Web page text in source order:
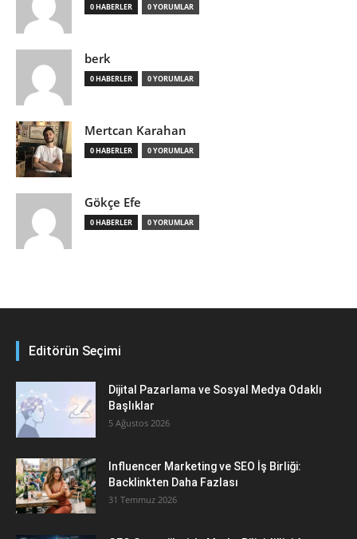
0 HABERLER 0 YORUMLAR
berk
0 HABERLER 0 YORUMLAR
Mertcan Karahan
0 HABERLER 0 YORUMLAR
Gökçe Efe
0 HABERLER 0 YORUMLAR
Editörün Seçimi
Dijital Pazarlama ve Sosyal Medya Odaklı
Başlıklar
5 Ağustos 2026
Influencer Marketing ve SEO İş Birliği:
Backlinkten Daha Fazlası
31 Temmuz 2026